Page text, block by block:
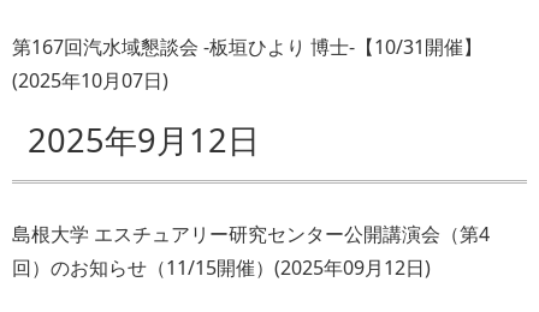
第167回汽水域懇談会 -板垣ひより 博士-【10/31開催】
(2025年10月07日)
2025年9月12日
島根大学 エスチュアリー研究センター公開講演会（第4
回）のお知らせ（11/15開催） (2025年09月12日)